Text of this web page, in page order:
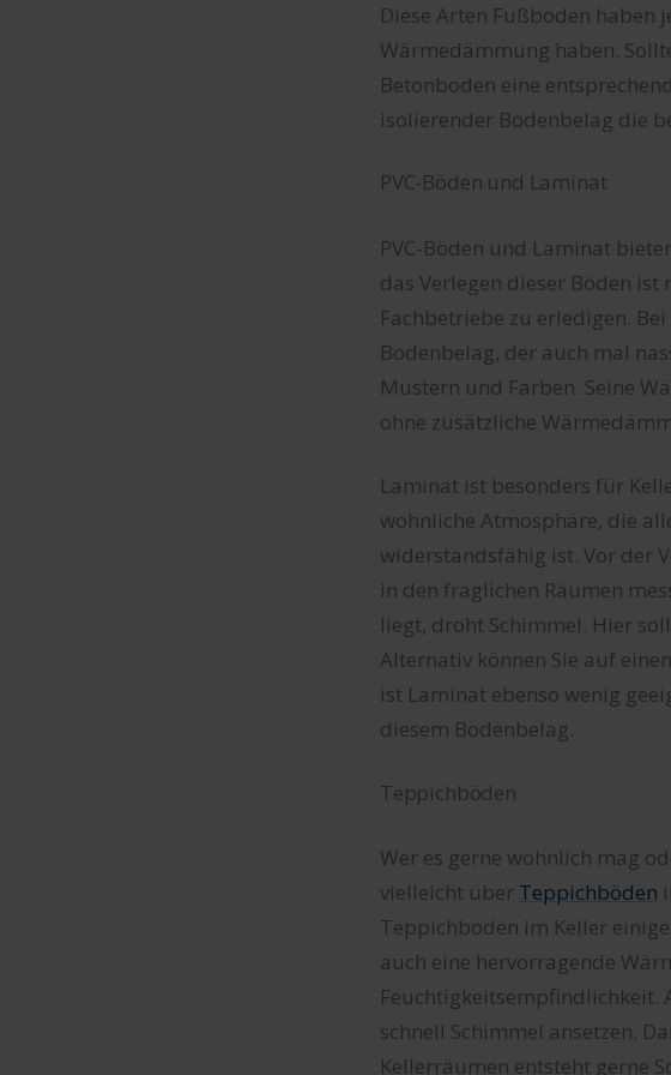
Diese Arten Fußboden haben
Wärmedämmung haben.
Betonboden eine
isolierender Bodenbelag die
PVC-Böden und Laminat
PVC-Böden und Laminat
das Verlegen dieser Böden
Fachbetriebe zu erledigen.
Bodenbelag, der auch mal
Mustern und Farben. Seine
ohne zusätzliche
Laminat ist besonders für
wohnliche Atmosphäre, die
widerstandsfähig ist. Vor der
in den fraglichen Räumen
liegt, droht Schimmel. Hier
Alternativ können Sie auf
ist Laminat ebenso wenig
diesem Bodenbelag.
Teppichböden
Wer es gerne wohnlich mag
vielleicht über Teppichböden
Teppichboden im Keller
auch eine hervorragende
Feuchtigkeitsempfindlichkeit.
schnell Schimmel ansetzen.
Kellerräumen entsteht gerne